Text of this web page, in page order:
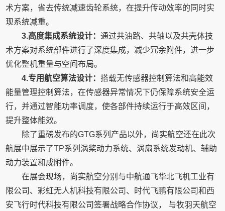
术方案，省去传统减速齿轮系统，在提升传动效率的同时实
现系统减重。
3.高度集成系统设计：通过共油路、共轴以及共壳体技
术方案对系统部件进行了深度集成，减少冗余附件，进一步
优化整机重量与空间布局。
4.专用航空算法设计：搭载无传感器控制算法和高能效
能量管理控制算法，在传感器异常情况下仍保障系统安全运
行，并通过智能功率调度，使各部件持续运行于高效区间，
提升整体能效。
除了重磅发布的GTG系列产品以外，尚实航空还在此次
航展中展示了TP系列涡桨动力系统、涡扇系统发动机、辅助
动力装置和成附件。
在展会现场，尚实航空分别与中航通飞华北飞机工业有
限公司、彩虹无人机科技有限公司、时代飞鹏有限公司和西
安飞行时代科技有限公司签署战略合作协议， 与牧羽天航空